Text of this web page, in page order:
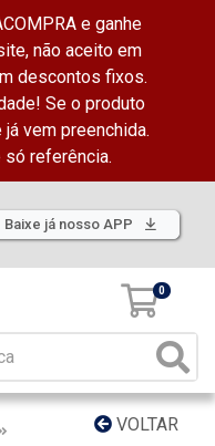
e ganhe
não aceito em
descontos fixos.
Se o produto
vem preenchida.
só referência.
Baixe já nosso APP
0
VOLTAR